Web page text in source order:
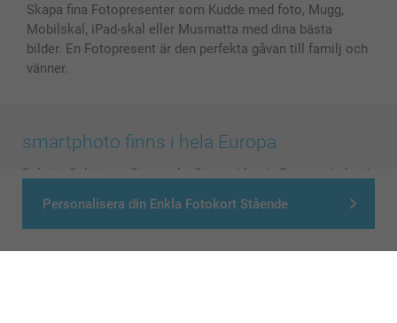
Personalisera din Enkla Fotokort Stående
Skapa fina Fotopresenter som Kudde med foto, Mugg,
Mobilskal, iPad-skal eller Musmatta med dina bästa
bilder. En Fotopresent är den perfekta gåvan till familj och
vänner.
smartphoto finns i hela Europa
België Belgique Danmark Deutschland France
Ireland
Nederland - Norge Österreich Schweiz